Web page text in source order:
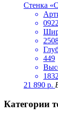
Стенка
449
1832
21 890 р.
Категории